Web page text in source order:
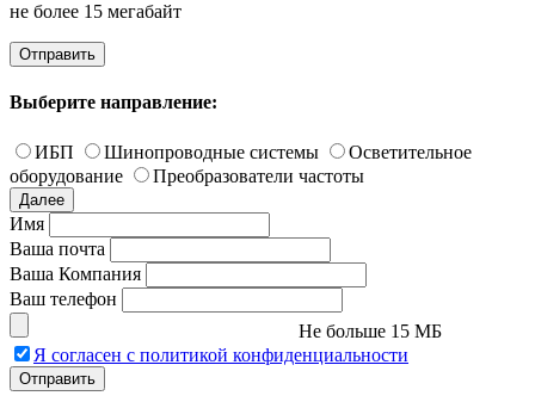
не более 15 мегабайт
Отправить
Выберите направление:
ИБП Шинопроводные системы
Осветительное
оборудование
Преобразователи частоты
Далее
Имя
Ваша почта
Ваша Компания
Ваш телефон
Не больше 15 МБ
Я согласен с политикой конфиденциальности
Отправить